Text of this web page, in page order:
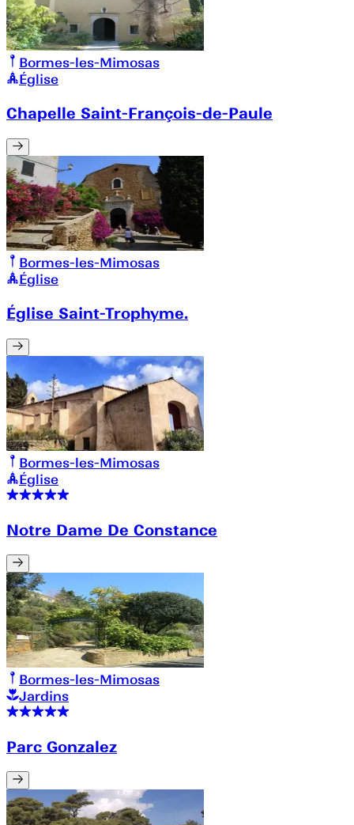
Bormes-les-Mimosas
Église
Chapelle Saint-François-de-Paule
Bormes-les-Mimosas
Église
Église Saint-Trophyme.
Bormes-les-Mimosas
Église
Notre Dame De Constance
Bormes-les-Mimosas
Jardins
Parc Gonzalez